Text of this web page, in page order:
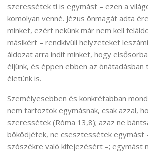
szeressétek ti is egymást – ezen a
komolyan venné. Jézus önmagát adta
minket, ezért nekünk már nem kell
másikért – rendkívüli helyzeteket
áldozat arra indít minket, hogy
éljünk, és éppen ebben az önátadásban
életünk is.
Személyesebben és konkrétabban
nem tartoztok egymásnak, csak azzal,
szeressétek (Róma 13,8); azaz ne
böködjétek, ne csesztessétek egymást
szószékre való kifejezésért –; egymást